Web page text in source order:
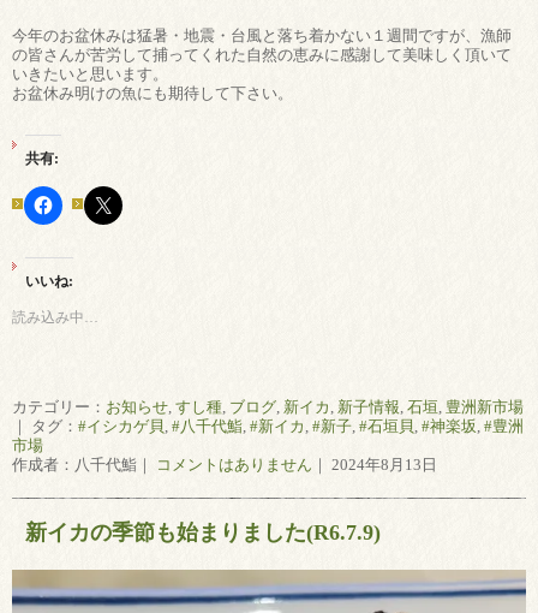
今年のお盆休みは猛暑・地震・台風と落ち着かない１週間ですが、漁師
の皆さんが苦労して捕ってくれた自然の恵みに感謝して美味しく頂いて
いきたいと思います。
お盆休み明けの魚にも期待して下さい。
共有:
いいね:
読み込み中…
カテゴリー： お知らせ すし種 ブログ 新イカ 新子情報 石垣 豊洲新市場
｜ タグ： #イシカゲ貝 #八千代鮨 #新イカ #新子 #石垣貝 #神楽坂 #豊洲
市場
作成者：八千代鮨｜
コメントはありません ｜ 2024年8月13日
新イカの季節も始まりました(R6.7.9)